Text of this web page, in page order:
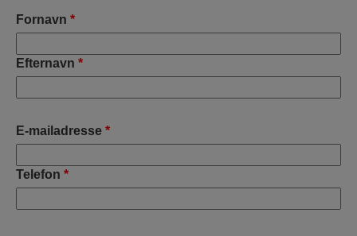
Fornavn *
Efternavn *
E-mailadresse *
Telefon *